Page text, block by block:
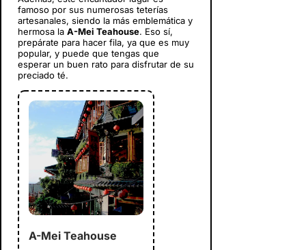
famoso por sus numerosas teterías
artesanales, siendo la más emblemática y
hermosa la A-Mei Teahouse. Eso sí,
prepárate para hacer fila, ya que es muy
popular, y puede que tengas que
esperar un buen rato para disfrutar de su
preciado té.
A-Mei Teahouse